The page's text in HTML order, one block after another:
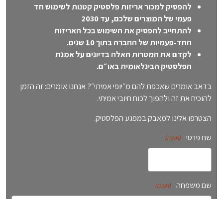
להפסיק למכור אריזות פלסטיק קטנות לשימוש חד
פעמי של המוצרים שלכם, עד 2030
להתחייב להפסיק את השימוש בכל האריזות
החד-פעמיות של החברה בתוך 10 שנים.
לקדם את המטרות האלה בדיונים על אמנת
הפלסטיק הבינלאומית באו״ם.
בדאב אומרים שאכפת להם מ״יופי אמיתי״? אנחנו אומרים: זה הזמן
להוכיח את זה ולהפוך לכוח חיובי אמיתי.
הצטרפו אלינו למאבק במפגע הפלסטיק.
שם פרטי (חובה)
שם משפחה (חובה)